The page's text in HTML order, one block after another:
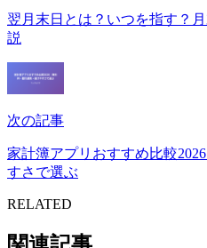
翌月末日とは？いつを指す？
説
次の記事
家計簿アプリおすすめ比較
すさで選ぶ
RELATED